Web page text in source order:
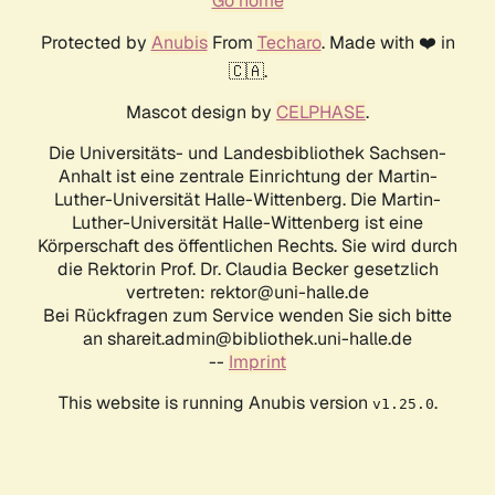
Protected by AnubisFrom Techaro. Made with ❤️ in
🇨🇦.
Mascot design by CELPHASE.
Die Universitäts- und Landesbibliothek Sachsen-
Anhalt ist eine zentrale Einrichtung der Martin-
Luther-Universität Halle-Wittenberg. Die Martin-
Luther-Universität Halle-Wittenberg ist eine
Körperschaft des öffentlichen Rechts. Sie wird durch
die Rektorin Prof. Dr. Claudia Becker gesetzlich
vertreten: rektor@uni-halle.de
Bei Rückfragen zum Service wenden Sie sich bitte
an shareit.admin@bibliothek.uni-halle.de
-- Imprint
This website is running Anubis version v1.25.0.